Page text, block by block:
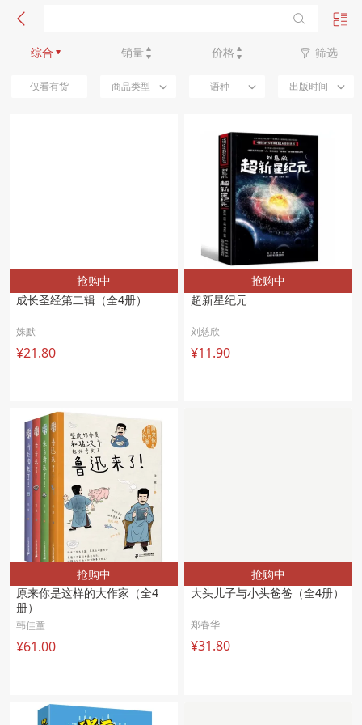
综合 销量 价格 筛选
新品优先
仅看有货 商品类型 语种 出版时间
抢购中
成长圣经第二辑（全4册）
姝默
¥21.80
抢购中
超新星纪元
刘慈欣
¥11.90
抢购中
原来你是这样的大作家（全4
册）
韩佳童
¥61.00
抢购中
大头儿子与小头爸爸（全4册）
郑春华
¥31.80